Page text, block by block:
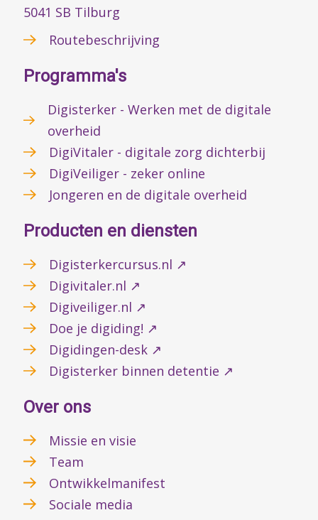
5041 SB Tilburg
Routebeschrijving
Programma's
Digisterker - Werken met de digitale
overheid
DigiVitaler - digitale zorg dichterbij
DigiVeiliger - zeker online
Jongeren en de digitale overheid
Producten en diensten
Digisterkercursus.nl ↗
Digivitaler.nl ↗
Digiveiliger.nl ↗
Doe je digiding! ↗
Digidingen-desk ↗
Digisterker binnen detentie ↗
Over ons
Missie en visie
Team
Ontwikkelmanifest
Sociale media